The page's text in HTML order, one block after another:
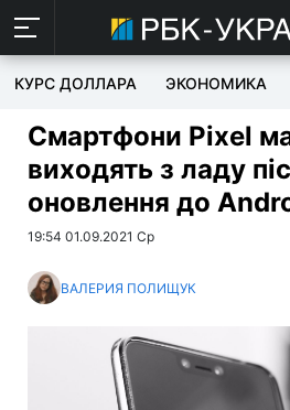
КУРС ДОЛЛАРА ЭКОНОМИКА
Смартфони Pixel
виходять з ладу
оновлення до
19:54 01.09.2021 Ср
ВАЛЕРИЯ ПОЛИЩУК